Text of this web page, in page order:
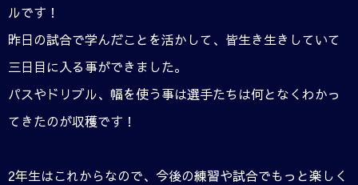
ルです！
昨日の試合で学んだことを活かして、皆生き生きしていて
三日目に入る事ができました。
パスやドリブル、幅を使う事は選手たちは何となくわかっ
てきたのが収穫です！
2年生はこれからなので、今後の練習や試合でもっと楽しく